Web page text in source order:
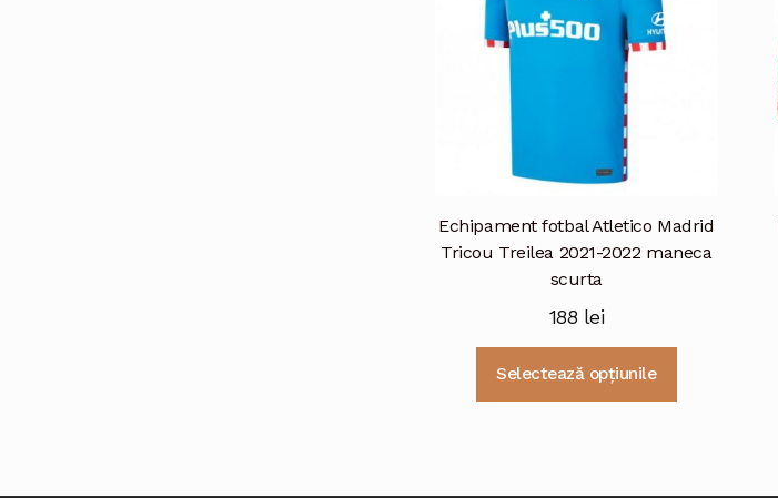
Echipament fotbal Atletico Madrid
Tricou Treilea 2021-2022 maneca
scurta
188 lei
Selectează opțiunile
variații.